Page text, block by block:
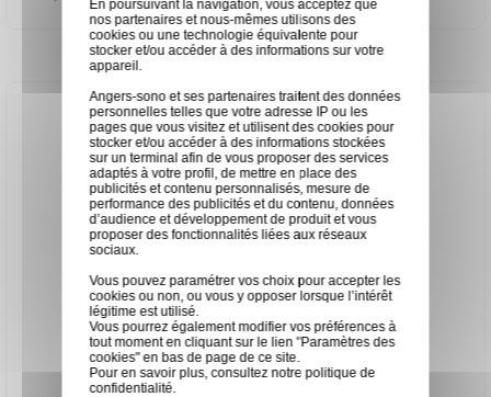
En poursuivant la navigation, vous acceptez que
nos partenaires et nous-mêmes utilisons des
cookies ou une technologie équivalente pour
stocker et/ou accéder à des informations sur votre
appareil.
Angers-sono et ses partenaires traitent des données
personnelles telles que votre adresse IP ou les
pages que vous visitez et utilisent des cookies pour
stocker et/ou accéder à des informations stockées
sur un terminal afin de vous proposer des services
adaptés à votre profil, de mettre en place des
publicités et contenu personnalisés, mesure de
performance des publicités et du contenu, données
d’audience et développement de produit et vous
proposer des fonctionnalités liées aux réseaux
sociaux.
Vous pouvez paramétrer vos choix pour accepter les
cookies ou non, ou vous y opposer lorsque l’intérêt
légitime est utilisé.
Vous pourrez également modifier vos préférences à
tout moment en cliquant sur le lien "Paramètres des
cookies" en bas de page de ce site.
Pour en savoir plus, consultez notrepolitique de
confidentialité.